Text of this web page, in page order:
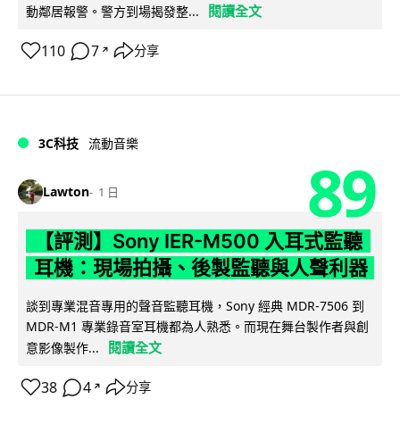
動鄰居報警。警方到場揭發整...
閱讀全文
110 7 ↗ 分享
3C科技 流動音樂
Lawton 1 日 89
【評測】Sony IER-M500 入耳式監聽
耳機：現場拍攝、後製監聽與人聲利器
談到專業混音專用的聲音監聽耳機，Sony 經典 MDR-7506 到
MDR-M1 專業錄音室耳機都為人熟悉。而現在舞台製作者與創
意影像製作...
閱讀全文
38 4 ↗ 分享